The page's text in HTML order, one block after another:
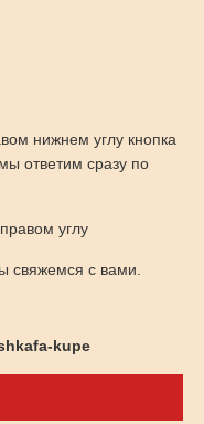
нижнем углу кнопка
ответим сразу по
углу
свяжемся с вами.
kupe